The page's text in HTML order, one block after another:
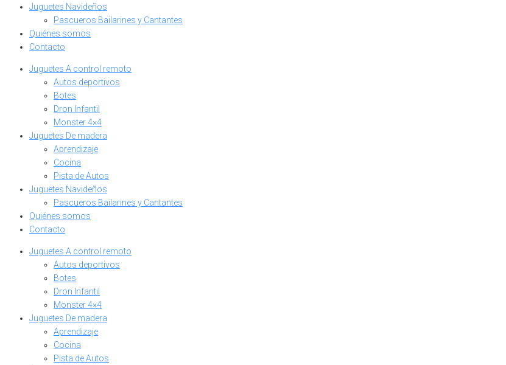
Juguetes Navideños
Pascueros Bailarines y Cantantes
Quiénes somos
Contacto
Juguetes A control remoto
Autos deportivos
Botes
Dron Infantil
Monster 4×4
Juguetes De madera
Aprendizaje
Cocina
Pista de Autos
Juguetes Navideños
Pascueros Bailarines y Cantantes
Quiénes somos
Contacto
Juguetes A control remoto
Autos deportivos
Botes
Dron Infantil
Monster 4×4
Juguetes De madera
Aprendizaje
Cocina
Pista de Autos